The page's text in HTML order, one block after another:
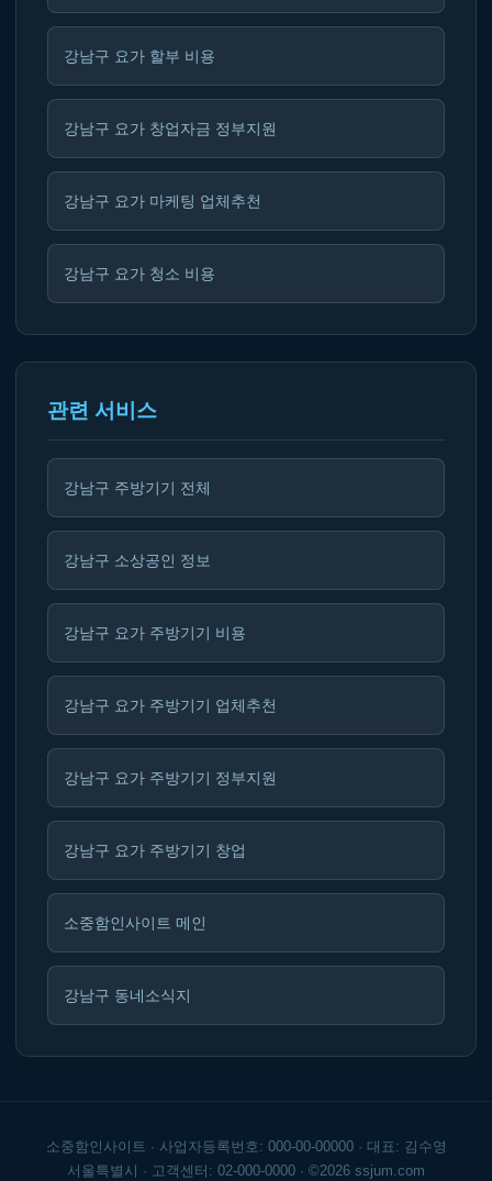
강남구 요가 할부 비용
강남구 요가 창업자금 정부지원
강남구 요가 마케팅 업체추천
강남구 요가 청소 비용
관련 서비스
강남구 주방기기 전체
강남구 소상공인 정보
강남구 요가 주방기기 비용
강남구 요가 주방기기 업체추천
강남구 요가 주방기기 정부지원
강남구 요가 주방기기 창업
소중함인사이트 메인
강남구 동네소식지
소중함인사이트 · 사업자등록번호: 000-00-00000 · 대표: 김수영
서울특별시 · 고객센터: 02-000-0000 · ©2026 ssjum.com